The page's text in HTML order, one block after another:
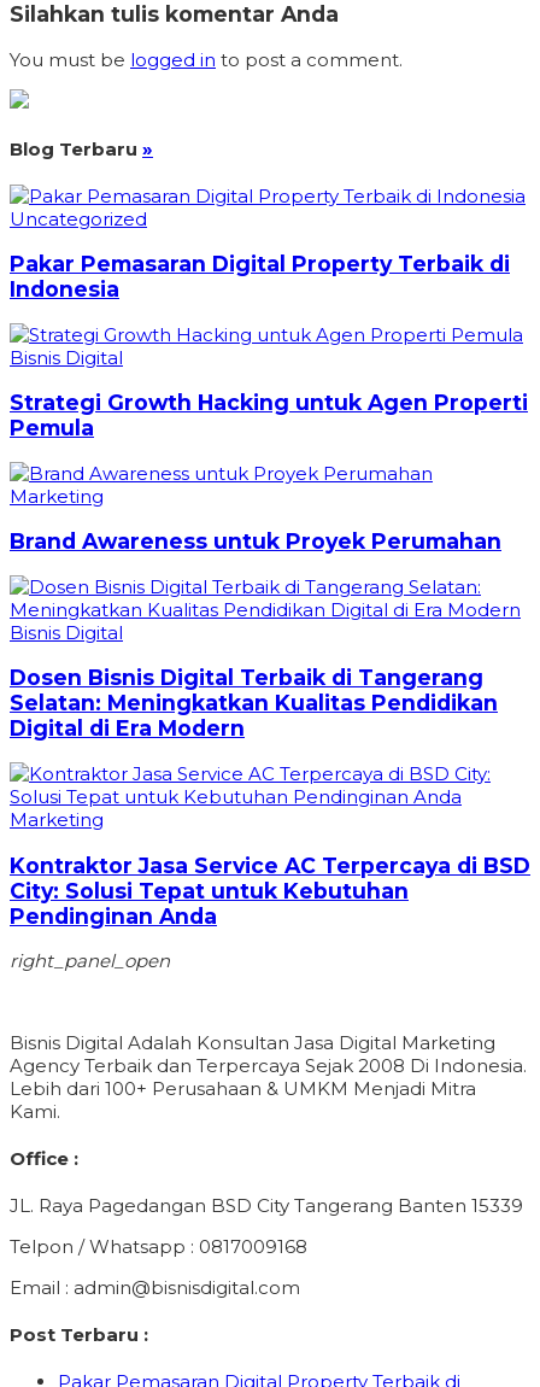
Silahkan tulis komentar Anda
You must be logged in to post a comment.
Blog Terbaru »
Uncategorized
Pakar Pemasaran Digital Property Terbaik di
Indonesia
Bisnis Digital
Strategi Growth Hacking untuk Agen Properti
Pemula
Marketing
Brand Awareness untuk Proyek Perumahan
Bisnis Digital
Dosen Bisnis Digital Terbaik di Tangerang
Selatan: Meningkatkan Kualitas Pendidikan
Digital di Era Modern
Marketing
Kontraktor Jasa Service AC Terpercaya di BSD
City: Solusi Tepat untuk Kebutuhan
Pendinginan Anda
right_panel_open
Bisnis Digital Adalah Konsultan Jasa Digital Marketing
Agency Terbaik dan Terpercaya Sejak 2008 Di Indonesia.
Lebih dari 100+ Perusahaan & UMKM Menjadi Mitra
Kami.
Office :
JL. Raya Pagedangan BSD City Tangerang Banten 15339
Telpon / Whatsapp : 0817009168
Email : admin@bisnisdigital.com
Post Terbaru :
Pakar Pemasaran Digital Property Terbaik di